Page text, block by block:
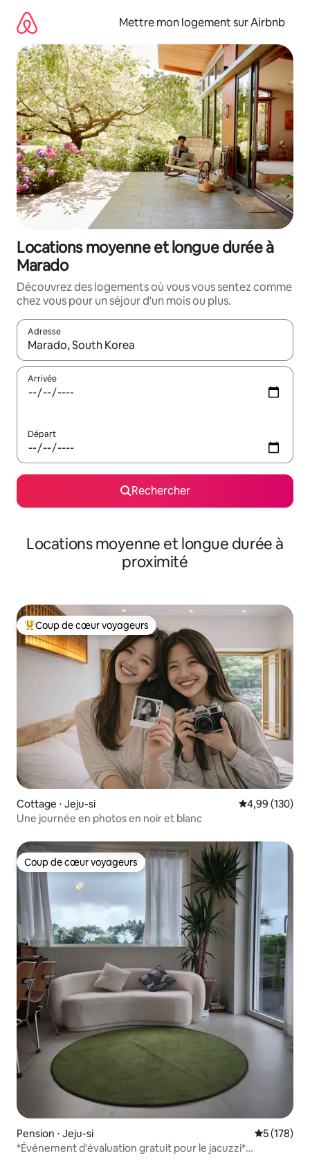
directement
contenu
Mettre mon logement sur Airbnb
Locations moyenne et longue durée à
Marado
Découvrez des logements où vous vous sentez comme
chez vous pour un séjour d'un mois ou plus.
Adresse
Lorsque les résultats s'affichent, utilisez les flèches vers le
Arrivée
Départ
Rechercher
Locations moyenne et longue durée à
proximité
Coups de cœur voyageurs les plus appréciés
Coup de cœur voyageurs
Cottage ⋅ Jeju-si Évaluation
4,99 (130)
Une journée en photos en noir et blanc
Coup de cœur voyageurs
Coup de cœur voyageurs
Pension ⋅ Jeju-si Évaluation
5 (178)
*Événement d'évaluation gratuit pour le jacuzzi*